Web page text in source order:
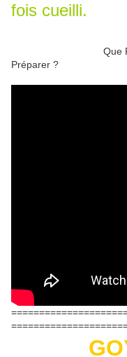
fois cueilli.
Que Faire AVEC
Préparer ?